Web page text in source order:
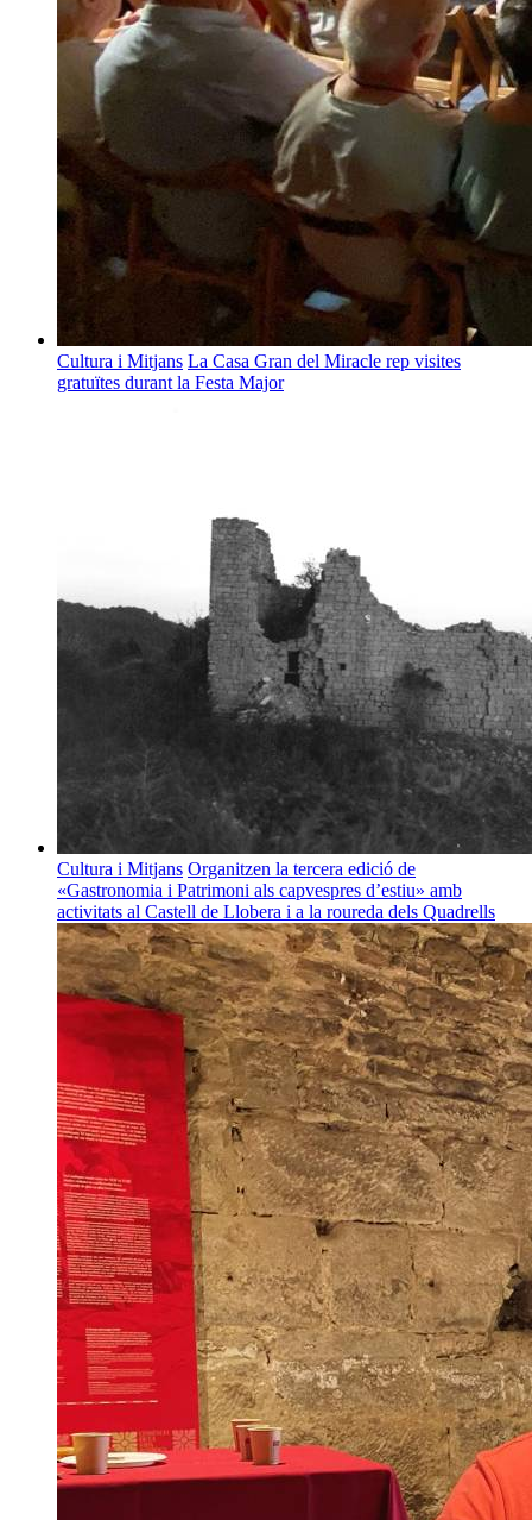
Cultura i Mitjans La Casa Gran del Miracle rep visites
gratuïtes durant la Festa Major
Cultura i Mitjans Organitzen la tercera edició de
«Gastronomia i Patrimoni als capvespres d’estiu» amb
activitats al Castell de Llobera i a la roureda dels Quadrells